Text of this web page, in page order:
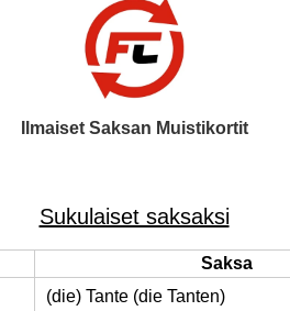
Ilmaiset Saksan Muistikortit
Sukulaiset saksaksi
Saksa
(die) Tante (die Tanten)